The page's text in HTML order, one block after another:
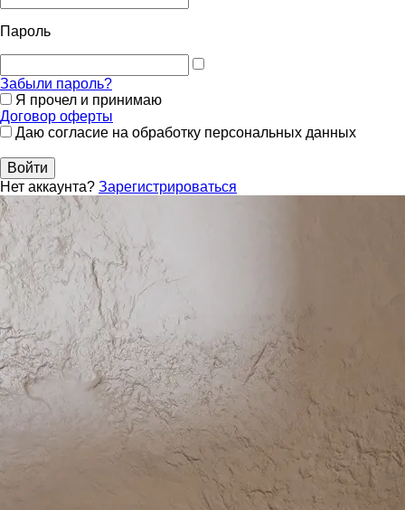
Пароль
Забыли пароль?
Я прочел и принимаю
Договор оферты
Даю согласие на обработку персональных данных
Войти
Нет аккаунта? Зарегистрироваться